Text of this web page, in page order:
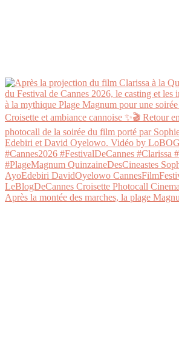
Après la montée des marches, la plage